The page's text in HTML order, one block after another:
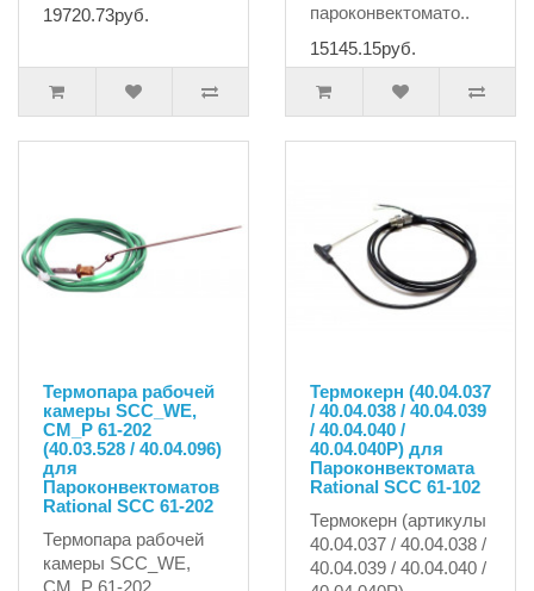
19720.73руб.
пароконвектомато..
15145.15руб.
Термопара рабочей
камеры SCC_WE,
CM_P 61-202
(40.03.528 / 40.04.096)
для
Пароконвектоматов
Rational SCC 61-202
Термопара рабочей
камеры SCC_WE,
CM_P 61-202
Термокерн (40.04.037
/ 40.04.038 / 40.04.039
/ 40.04.040 /
40.04.040P) для
Пароконвектомата
Rational SCC 61-102
Термокерн (артикулы
40.04.037 / 40.04.038 /
40.04.039 / 40.04.040 /